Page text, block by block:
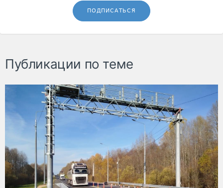
ПОДПИСАТЬСЯ
Публикации по теме